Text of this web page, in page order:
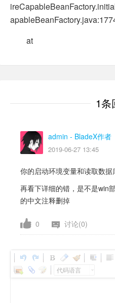
at
1条
admin - BladeX作者
2019-06-27 13:45
你的启动环境变量和读取数据
再看下详细的错，是不是win
的中文注释删掉
0 讨论(0)
代码语言